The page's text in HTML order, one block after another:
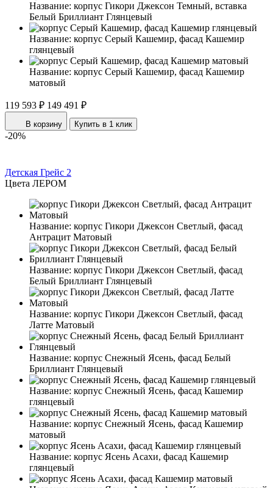
Название: корпус Гикори Джексон Темный, вставка
Белый Бриллиант Глянцевый
Название: корпус Серый Кашемир, фасад Кашемир
глянцевый
Название: корпус Серый Кашемир, фасад Кашемир
матовый
119 593 ₽ 149 491 ₽
В корзину Купить в 1 клик
-20%
Детская Грейс 2
Цвета ЛЕРОМ
Название: корпус Гикори Джексон Светлый, фасад
Антрацит Матовый
Название: корпус Гикори Джексон Светлый, фасад
Белый Бриллиант Глянцевый
Название: корпус Гикори Джексон Светлый, фасад
Латте Матовый
Название: корпус Снежный Ясень, фасад Белый
Бриллиант Глянцевый
Название: корпус Снежный Ясень, фасад Кашемир
глянцевый
Название: корпус Снежный Ясень, фасад Кашемир
матовый
Название: корпус Ясень Асахи, фасад Кашемир
глянцевый